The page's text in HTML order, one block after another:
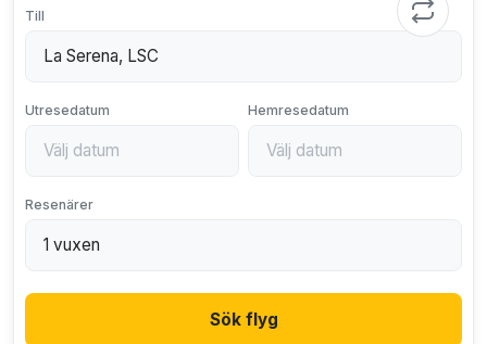
Till
Utresedatum Hemresedatum
Resenärer
Sök flyg